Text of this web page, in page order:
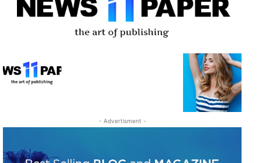
- Advertisment -